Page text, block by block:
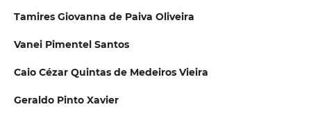
Tamires Giovanna de Paiva Oliveira
Vanei Pimentel Santos
Caio Cézar Quintas de Medeiros Vieira
Geraldo Pinto Xavier